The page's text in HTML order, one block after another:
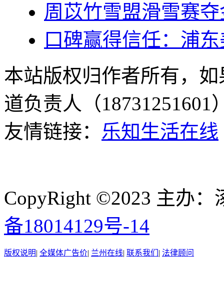
周苡竹雪盟滑雪赛
口碑赢得信任：浦
本站版权归作者所有，
道负责人（
友情链接： 乐知生活在线
CopyRight ©2023 主办
备18014129号-14
版权说明| 全媒体广告价| 兰州在线| 联系我们 | 法律顾问